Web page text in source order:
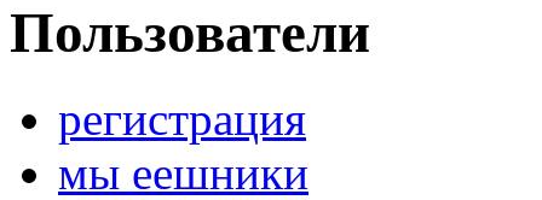
Пользователи
регистрация
мы еешники